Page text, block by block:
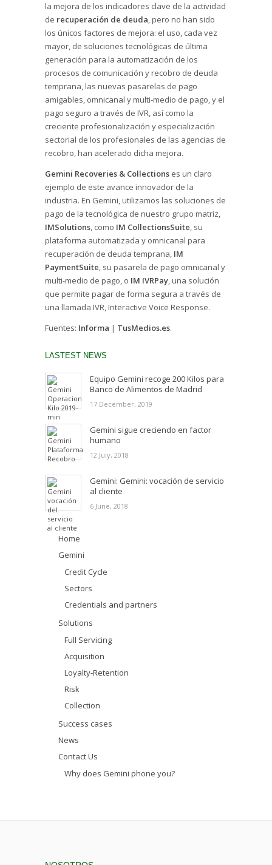
la mejora de los indicadores clave de la actividad
de recuperación de deuda, pero no han sido
los únicos factores de mejora: el uso, cada vez
mayor, de soluciones tecnológicas de última
generación para la automatización de los
procesos de comunicación y recobro de deuda
temprana, las nuevas pasarelas de pago
amigables, omnicanal y multi-medio de pago, y el
pago seguro a través de IVR, así como la
creciente profesionalización y especialización
sectorial de los profesionales de las agencias de
recobro, han acelerado dicha mejora.
Gemini Recoveries & Collections es un claro
ejemplo de este avance innovador de la
industria. En Gemini, utilizamos las soluciones de
pago de la tecnológica de nuestro grupo matriz,
IMSolutions, como IM CollectionsSuite, su
plataforma automatizada y omnicanal para
recuperación de deuda temprana, IM
PaymentSuite, su pasarela de pago omnicanal y
multi-medio de pago, o IM IVRPay, una solución
que permite pagar de forma segura a través de
una llamada IVR, Interactive Voice Response.
Fuentes: Informa | TusMedios.es.
LASTEST NEWS
Equipo Gemini recoge 200 Kilos para
Banco de Alimentos de Madrid
17 December, 2019
Gemini sigue creciendo en factor
humano
12 July, 2018
Gemini: Gemini: vocación de servicio
al cliente
6 June, 2018
Home
Gemini
Credit Cycle
Sectors
Credentials and partners
Solutions
Full Servicing
Acquisition
Loyalty-Retention
Risk
Collection
Success cases
News
Contact Us
Why does Gemini phone you?